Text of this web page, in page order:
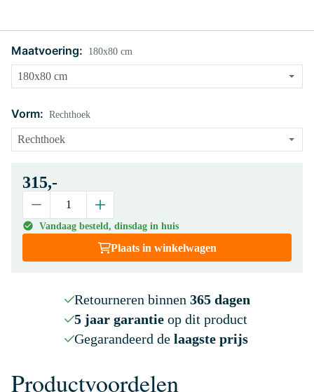
Maatvoering: 180x80 cm
Vorm: Rechthoek
315,-
Vandaag besteld, dinsdag in huis
Plaats in winkelwagen
Retourneren binnen 365 dagen
5 jaar garantieop dit product
Gegarandeerd de laagste prijs
Productvoordelen